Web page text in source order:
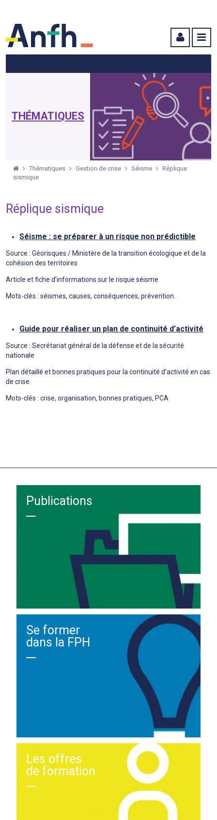
THÉMATIQUES
Thématiques Gestion de crise Séisme
Réplique
sismique
Réplique sismique
Séisme : se préparer à un risque non prédictible
Source : Géorisques / Ministère de la transition écologique et de la
cohésion des territoires
Article et fiche d’informations sur le risque séisme
Mots-clés : séismes, causes, conséquences, prévention.
Guide pour réaliser un plan de continuité d’activité
Source : Secrétariat général de la défense et de la sécurité
nationale
Plan détaillé et bonnes pratiques pour la continuité d’activité en cas
de crise.
Mots-clés : crise, organisation, bonnes pratiques, PCA
Publications
Se former
dans la FPH
Les offres
de formation